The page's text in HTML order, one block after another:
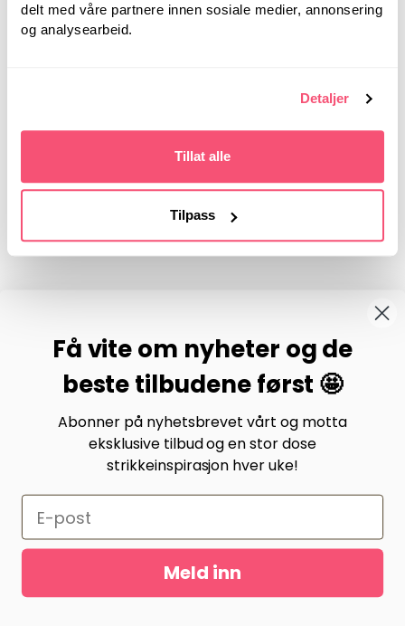
delt med våre partnere innen sosiale medier, annonsering
og analysearbeid.
Detaljer
Tillat alle
Tilpass
Instagram Knitting Inna (Ingunn Myklebust)
Instagram Bystrikk.no
Facebook
YouTube
Pinterest
Bli medlem av Bystrikk-forumet vårt på Facebook og
møt både designere og teststrikkere, samt 31.000
andre Bystrikkere som deler erfaringer, bilder og
inspirasjon.
Bli medlem her.
Få vite om nyheter og de
beste tilbudene først 🤩
Abonner på nyhetsbrevet vårt og motta
eksklusive tilbud og en stor dose
strikkeinspirasjon hver uke!
Meld inn